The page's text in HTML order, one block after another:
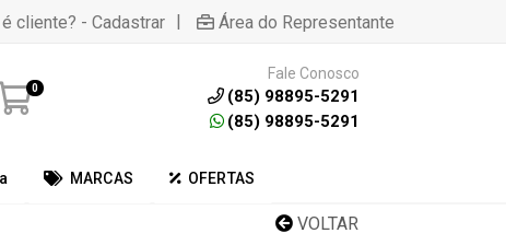
cliente? - Cadastrar | Área do Representante
0
Fale Conosco
(85) 98895-5291
(85) 98895-5291
MARCAS OFERTAS
VOLTAR